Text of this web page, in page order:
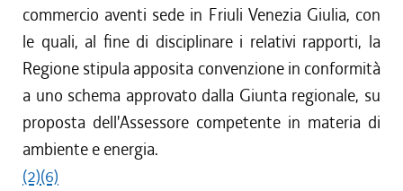
commercio aventi sede in Friuli Venezia Giulia, con
le quali, al fine di disciplinare i relativi rapporti, la
Regione stipula apposita convenzione in conformità
a uno schema approvato dalla Giunta regionale, su
proposta dell'Assessore competente in materia di
ambiente e energia.
(2)(6)